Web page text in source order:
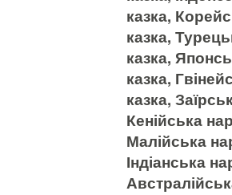
казка,
казка,
казка,
казка,
казка,
Кенійська
Малійська
Індіанська